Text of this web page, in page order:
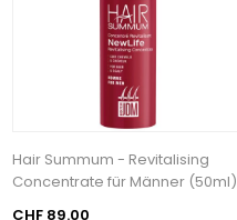
Hair Summum - Revitalising
Concentrate für Männer (50ml)
CHF 89.00